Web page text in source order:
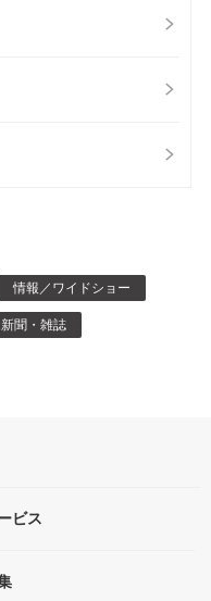
情報／ワイドショー
新聞・雑誌
ビス